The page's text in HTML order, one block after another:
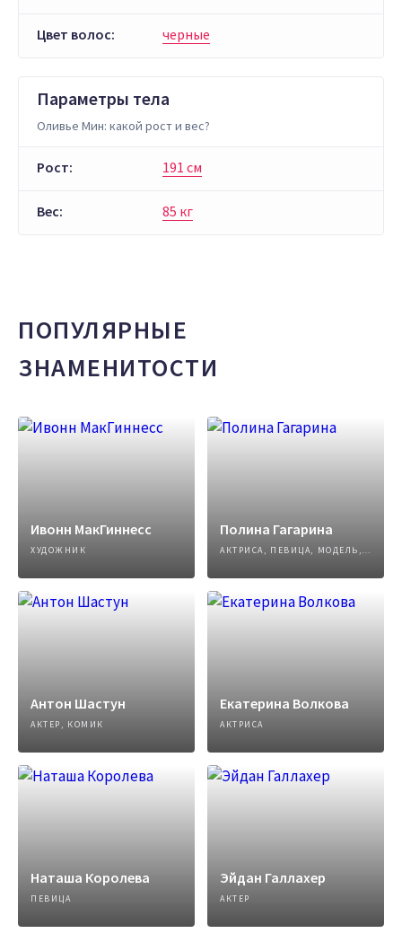
Цвет волос: черные
Параметры тела
Оливье Мин: какой рост и вес?
Рост: 191 см
Вес: 85 кг
ПОПУЛЯРНЫЕ
ЗНАМЕНИТОСТИ
Ивонн МакГиннесс
ХУДОЖНИК
Полина Гагарина
АКТРИСА, ПЕВИЦА, МОДЕЛЬ, АВТОР ПЕСЕН
Антон Шастун
АКТЕР, КОМИК
Екатерина Волкова
АКТРИСА
Наташа Королева
ПЕВИЦА
Эйдан Галлахер
АКТЕР